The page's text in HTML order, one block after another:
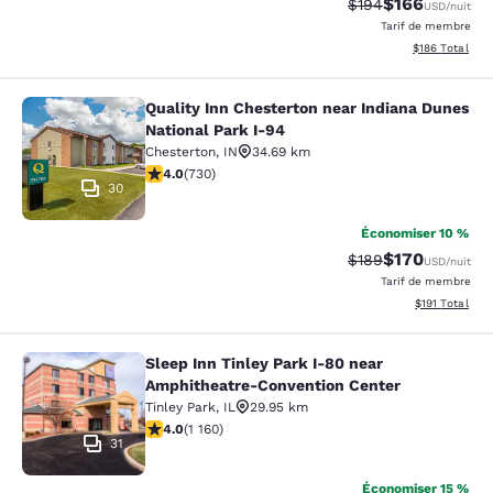
$194 USD/nuit
Tarif de membre
Afficher les
$186 Total
Quality Inn Chesterton near
30
Quality Inn Chesterton near Indiana Dunes
National Park I-94
Chesterton, IN
34.69 km
4.04 étoiles. Très bon. 730 commentaires
4.0(730)
Économiser 10 %
Tarif barré :
$189Tarif réduit :
$170USD/nuit
Tarif de membre
Afficher les
$191 Total
Sleep Inn Tinley Park I-80 near
31
Sleep Inn Tinley Park I-80 near
Amphitheatre-Convention Center
Tinley Park, IL
29.95 km
4.01 étoiles. Très bon. 1160 commentaires
4.0(1 160)
Économiser 15 %